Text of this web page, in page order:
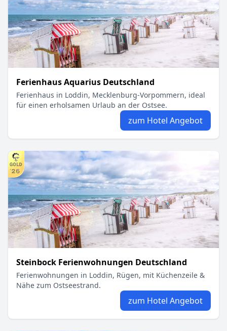
Ferienhaus Aquarius Deutschland
Ferienhaus in Loddin, Mecklenburg-Vorpommern, ideal
für einen erholsamen Urlaub an der Ostsee.
zum Hotel Angebot
Steinbock Ferienwohnungen Deutschland
Ferienwohnungen in Loddin, Rügen, mit Küchenzeile &
Nähe zum Ostseestrand.
zum Hotel Angebot